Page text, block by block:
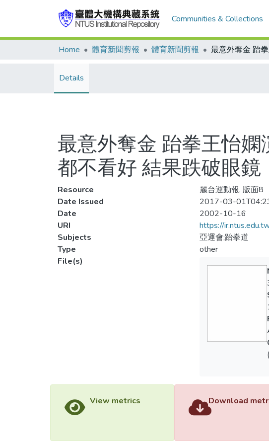
Communities & Collections
Home 體育新聞剪報 體育新聞剪報
Details
最意外奪金 跆拳王怡
都不看好 結果跌破眼鏡
Resource
麗台運動報, 版面8
Date Issued
2017-03-
Date
2002-10-16
URI
https://
Subjects
亞運會;跆拳道
Type
other
File(s)
View metrics Download